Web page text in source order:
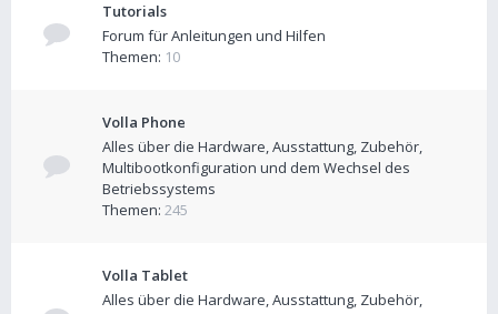
Tutorials
Forum für Anleitungen und Hilfen
Themen: 10
Volla Phone
Alles über die Hardware, Ausstattung, Zubehör,
Multibootkonfiguration und dem Wechsel des
Betriebssystems
Themen: 245
Volla Tablet
Alles über die Hardware, Ausstattung, Zubehör,